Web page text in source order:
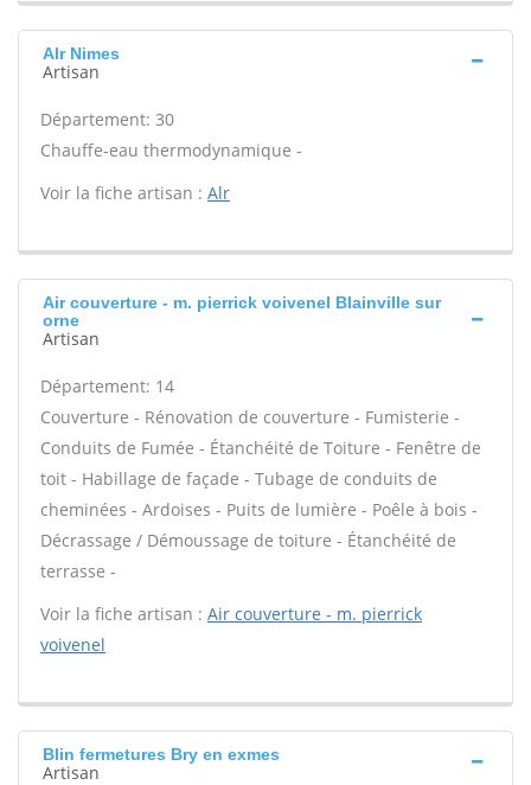
Alr Nimes
Artisan
Département: 30
Chauffe-eau thermodynamique -
Voir la fiche artisan : Alr
Air couverture - m. pierrick voivenel Blainville sur
orne
Artisan
Département: 14
Couverture - Rénovation de couverture - Fumisterie -
Conduits de Fumée - Étanchéité de Toiture - Fenêtre de
toit - Habillage de façade - Tubage de conduits de
cheminées - Ardoises - Puits de lumière - Poêle à bois -
Décrassage / Démoussage de toiture - Étanchéité de
terrasse -
Voir la fiche artisan : Air couverture - m. pierrick
voivenel
Blin fermetures Bry en exmes
Artisan